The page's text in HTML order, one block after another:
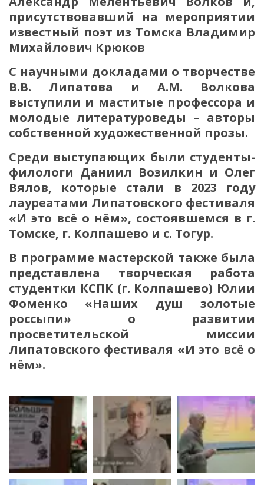
присутствовавший на мероприятии
известный поэт из Томска Владимир
Михайлович Крюков
С научными докладами о творчестве
В.В. Липатова и А.М. Волкова
выступили и маститые профессора и
молодые литературоведы – авторы
собственной художественной прозы.
Среди выступающих были студенты-
филологи Даниил Возилкин и Олег
Вялов, которые стали в 2023 году
лауреатами Липатовского фестиваля
«И это всё о нём», состоявшемся в г.
Томске, г. Колпашево и с. Тогур.
В программе мастерской также была
представлена творческая работа
студентки КСПК (г. Колпашево) Юлии
Фоменко «Наших душ золотые
россыпи» о развитии
просветительской миссии
Липатовского фестиваля «И это всё о
нём».